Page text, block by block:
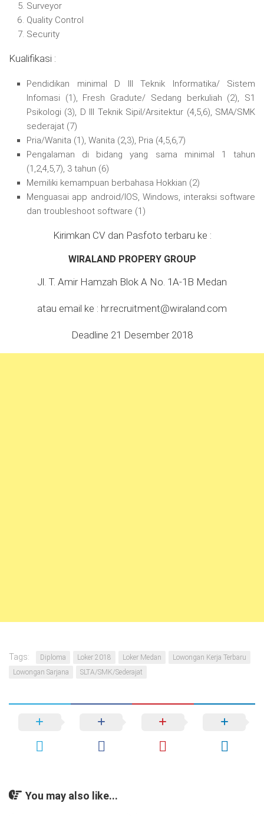
Surveyor
Quality Control
Security
Kualifikasi :
Pendidikan minimal D III Teknik Informatika/ Sistem
Infomasi (1), Fresh Gradute/ Sedang berkuliah (2), S1
Psikologi (3), D III Teknik Sipil/Arsitektur (4,5,6), SMA/SMK
sederajat (7)
Pria/Wanita (1), Wanita (2,3), Pria (4,5,6,7)
Pengalaman di bidang yang sama minimal 1 tahun
(1,2,4,5,7), 3 tahun (6)
Memiliki kemampuan berbahasa Hokkian (2)
Menguasai app android/IOS, Windows, interaksi software
dan troubleshoot software (1)
Kirimkan CV dan Pasfoto terbaru ke :
WIRALAND PROPERY GROUP
Jl. T. Amir Hamzah Blok A No. 1A-1B Medan
atau email ke : hr.recruitment@wiraland.com
Deadline 21 Desember 2018
Tags: Diploma Loker 2018 Loker Medan
Lowongan Kerja Terbaru
Lowongan Sarjana
SLTA/SMK/Sederajat
You may also like...